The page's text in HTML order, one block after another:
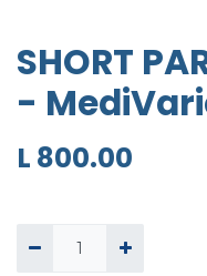
SHORT
-
L 800.00